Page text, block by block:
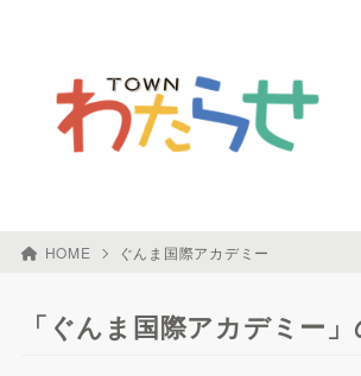
HOME ぐんま国際アカデミー
「ぐんま国際アカデミー